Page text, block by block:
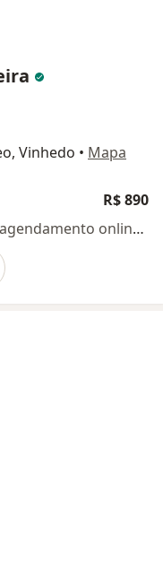
Vinhedo • Mapa
R$ 890
Esse especialista não oferece agendamento online para esse endereço.